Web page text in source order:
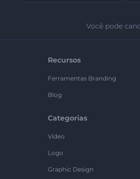
Você pode
Recursos
Ferramentas Branding
Blog
Categorias
Vídeo
Logo
Graphic Design